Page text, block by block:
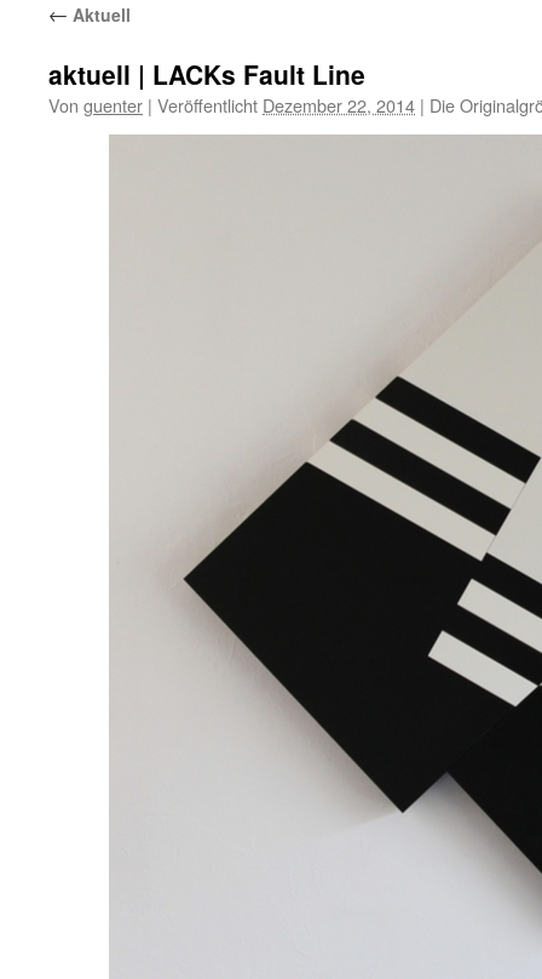
← Aktuell
aktuell | LACKs Fault Line
Von guenter | Veröffentlicht Dezember 22, 2014 | Die